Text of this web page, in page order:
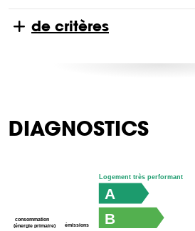
de critères
DIAGNOSTICS
consommation
(énergie primaire) émissions B
A
Logement très performant